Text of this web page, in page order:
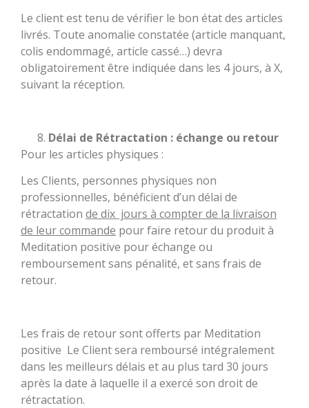
Le client est tenu de vérifier le bon état des articles
livrés. Toute anomalie constatée (article manquant,
colis endommagé, article cassé…) devra
obligatoirement être indiquée dans les 4 jours, à X,
suivant la réception.
Délai de Rétractation : échange ou retour
Pour les articles physiques :
Les Clients, personnes physiques non
professionnelles, bénéficient d’un délai de
rétractation de dix jours à compter de la livraison
de leur commande pour faire retour du produit à
Meditation positive pour échange ou
remboursement sans pénalité, et sans frais de
retour.
Les frais de retour sont offerts par Meditation
positive Le Client sera remboursé intégralement
dans les meilleurs délais et au plus tard 30 jours
après la date à laquelle il a exercé son droit de
rétractation.